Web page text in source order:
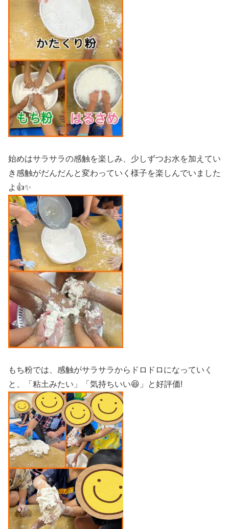
始めはサラサラの感触を楽しみ、少しずつお水を加えてい
き感触がだんだんと変わっていく様子を楽しんでいました
よ👍✨
もち粉では、感触がサラサラからドロドロになっていく
と、「粘土みたい」「気持ちいい😆」と好評価!